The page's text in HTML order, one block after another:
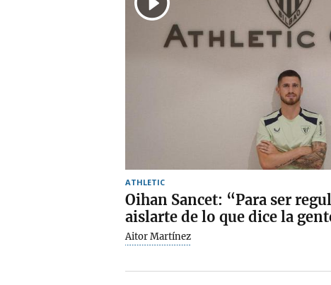
ATHLETIC
Oihan Sancet: “Para ser
aislarte de lo que dice la
Aitor Martínez